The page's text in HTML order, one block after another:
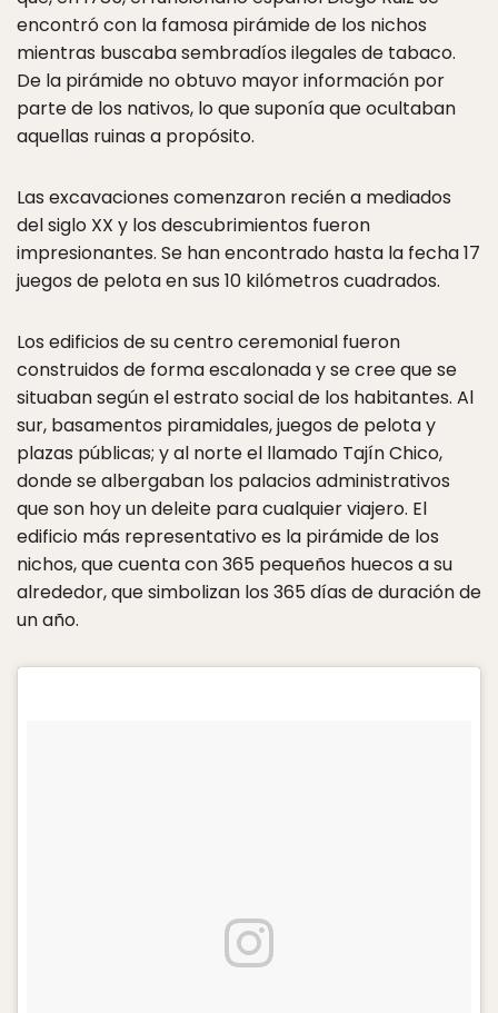
encontró con la famosa pirámide de los nichos
mientras buscaba sembradíos ilegales de tabaco.
De la pirámide no obtuvo mayor información por
parte de los nativos, lo que suponía que ocultaban
aquellas ruinas a propósito.
Las excavaciones comenzaron recién a mediados
del siglo XX y los descubrimientos fueron
impresionantes. Se han encontrado hasta la fecha 17
juegos de pelota en sus 10 kilómetros cuadrados.
Los edificios de su centro ceremonial fueron
construidos de forma escalonada y se cree que se
situaban según el estrato social de los habitantes. Al
sur, basamentos piramidales, juegos de pelota y
plazas públicas; y al norte el llamado Tajín Chico,
donde se albergaban los palacios administrativos
que son hoy un deleite para cualquier viajero. El
edificio más representativo es la pirámide de los
nichos, que cuenta con 365 pequeños huecos a su
alrededor, que simbolizan los 365 días de duración de
un año.